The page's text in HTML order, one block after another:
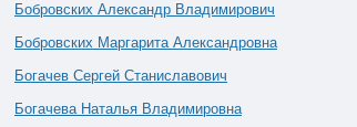
Бобровских Александр Владимирович
Бобровских Маргарита Александровна
Богачев Сергей Станиславович
Богачева Наталья Владимировна